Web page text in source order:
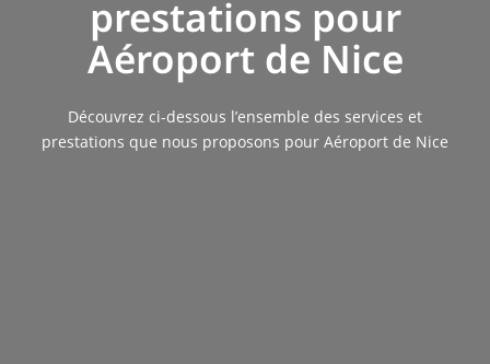
prestations pour
Aéroport de Nice
Découvrez ci-dessous l’ensemble des services et
prestations que nous proposons pour Aéroport de Nice